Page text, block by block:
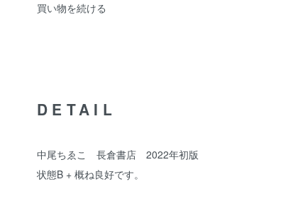
買い物を続ける
DETAIL
中尾ちゑこ 長倉書店 2022年初版
状態B + 概ね良好です。